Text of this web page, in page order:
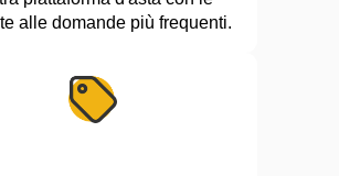
alle domande più frequenti.